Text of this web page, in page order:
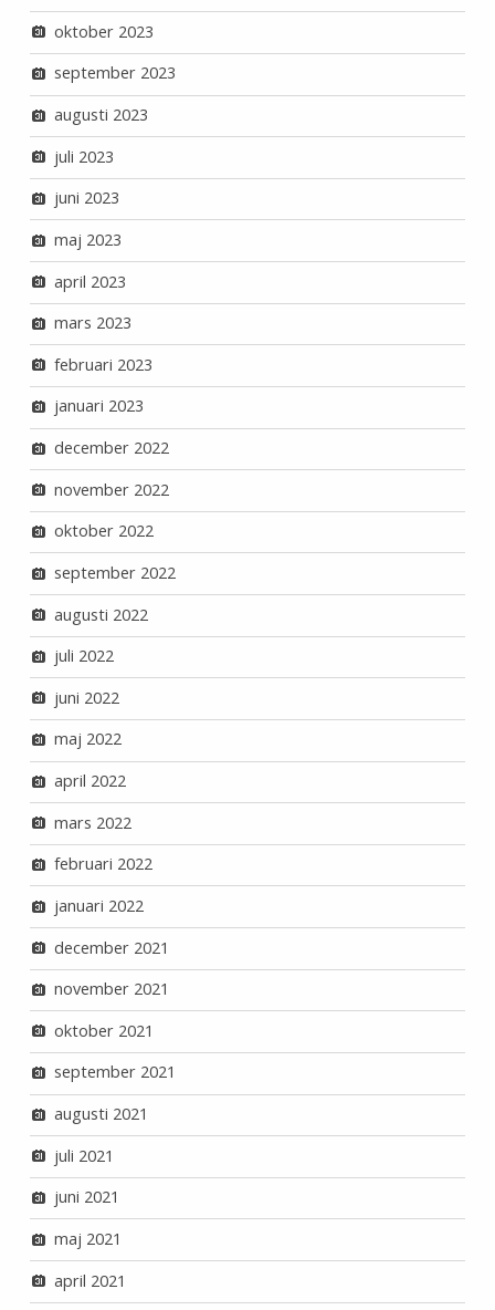
oktober 2023
september 2023
augusti 2023
juli 2023
juni 2023
maj 2023
april 2023
mars 2023
februari 2023
januari 2023
december 2022
november 2022
oktober 2022
september 2022
augusti 2022
juli 2022
juni 2022
maj 2022
april 2022
mars 2022
februari 2022
januari 2022
december 2021
november 2021
oktober 2021
september 2021
augusti 2021
juli 2021
juni 2021
maj 2021
april 2021